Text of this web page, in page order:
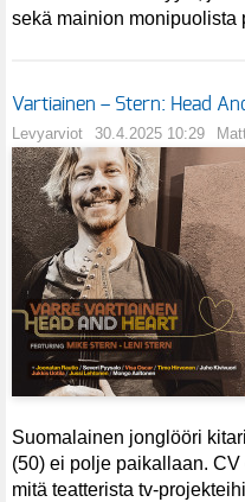
sekä mainion monipuolista
Vartiainen – Stern: Head
Levyarviot 30.4.2025 10:29
Suomalainen jonglööri
(50) ei polje paikallaan.
mitä teatterista tv-